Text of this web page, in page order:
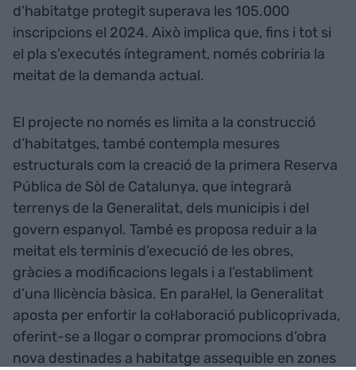
d’habitatge protegit superava les 105.000
inscripcions el 2024. Això implica que, fins i tot si
el pla s’executés íntegrament, només cobriria la
meitat de la demanda actual.
El projecte no només es limita a la construcció
d’habitatges, també contempla mesures
estructurals com la creació de la primera Reserva
Pública de Sòl de Catalunya, que integrarà
terrenys de la Generalitat, dels municipis i del
govern espanyol. També es proposa reduir a la
meitat els terminis d’execució de les obres,
gràcies a modificacions legals i a l’establiment
d’una llicència bàsica. En paral·lel, la Generalitat
aposta per enfortir la col·laboració publicoprivada,
oferint-se a llogar o comprar promocions d’obra
nova destinades a habitatge assequible en zones